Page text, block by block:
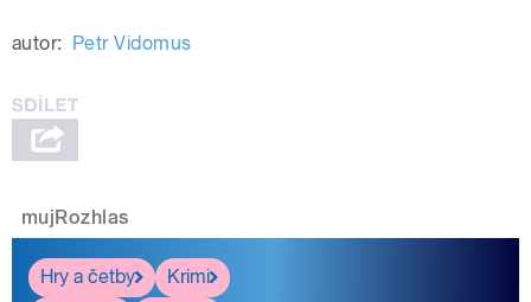
autor: Petr Vidomus
mujRozhlas
Hry a četby
Krimi